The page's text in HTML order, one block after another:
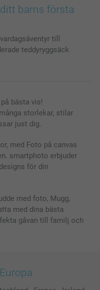
barns första
till
teddyryggsäck
bästa vis!
storlekar, stilar
just dig.
med Foto på canvas
smartphoto erbjuder
för din
med foto, Mugg,
med dina bästa
gåvan till familj och